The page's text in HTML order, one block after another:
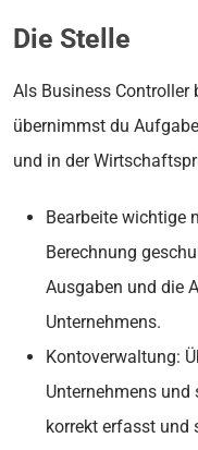
Die Stelle
Als Business Controller
übernimmst du
und in der
Bearbeite wichtige
Berechnung
Ausgaben und die
Unternehmens.
Kontoverwaltung:
Unternehmens und
korrekt erfasst und